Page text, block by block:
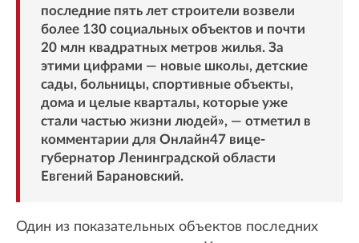
последние пять лет строители возвели
более 130 социальных объектов и почти
20 млн квадратных метров жилья. За
этими цифрами — новые школы, детские
сады, больницы, спортивные объекты,
дома и целые кварталы, которые уже
стали частью жизни людей», — отметил в
комментарии для Онлайн47 вице-
губернатор Ленинградской области
Евгений Барановский.
Один из показательных объектов последних